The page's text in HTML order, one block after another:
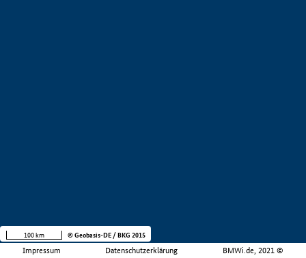
Impressum Datenschutzerklärung BMWi.de, 2021 ©
100 km © Geobasis-DE / BKG 2015